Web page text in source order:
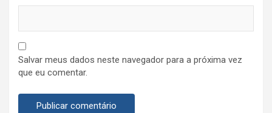
Salvar meus dados neste navegador para a próxima vez
que eu comentar.